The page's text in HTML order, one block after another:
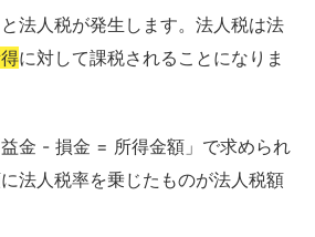
法人税が発生します。法人税は法
に対して課税されることになりま
金 - 損金 = 所得金額」で求められ
法人税率を乗じたものが法人税額